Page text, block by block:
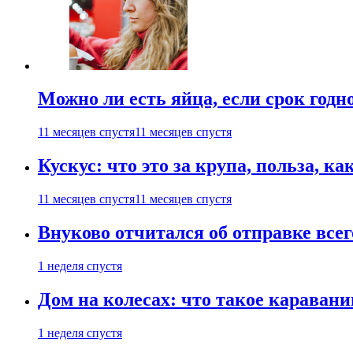
Можно ли есть яйца, если срок
11 месяцев спустя11 месяцев спустя
Кускус: что это за крупа, польза,
11 месяцев спустя11 месяцев спустя
Внуково отчитался об отправке
1 неделя спустя
Дом на колесах: что такое
1 неделя спустя